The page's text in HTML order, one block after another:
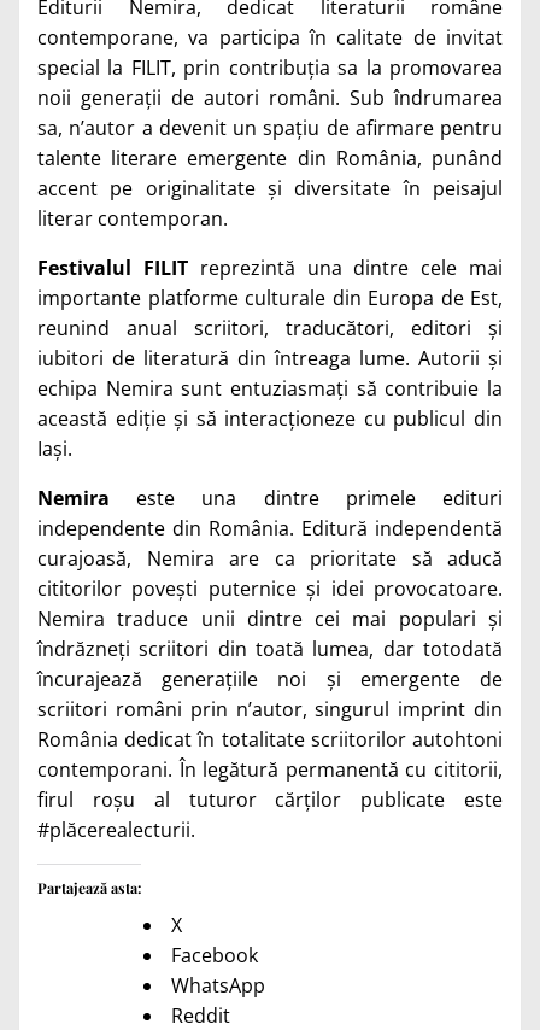
Editurii Nemira, dedicat literaturii române
contemporane, va participa în calitate de invitat
special la FILIT, prin contribuția sa la promovarea
noii generații de autori români. Sub îndrumarea
sa, n’autor a devenit un spațiu de afirmare pentru
talente literare emergente din România, punând
accent pe originalitate și diversitate în peisajul
literar contemporan.
Festivalul FILITreprezintă una dintre cele mai
importante platforme culturale din Europa de Est,
reunind anual scriitori, traducători, editori și
iubitori de literatură din întreaga lume. Autorii și
echipa Nemira sunt entuziasmați să contribuie la
această ediție și să interacționeze cu publicul din
Iași.
Nemira este una dintre primele edituri
independente din România. Editură independentă
curajoasă, Nemira are ca prioritate să aducă
cititorilor povești puternice și idei provocatoare.
Nemira traduce unii dintre cei mai populari și
îndrăzneți scriitori din toată lumea, dar totodată
încurajează generațiile noi și emergente de
scriitori români prin n’autor, singurul imprint din
România dedicat în totalitate scriitorilor autohtoni
contemporani. În legătură permanentă cu cititorii,
firul roșu al tuturor cărților publicate este
#plăcerealecturii.
Partajează asta:
X
Facebook
WhatsApp
Reddit